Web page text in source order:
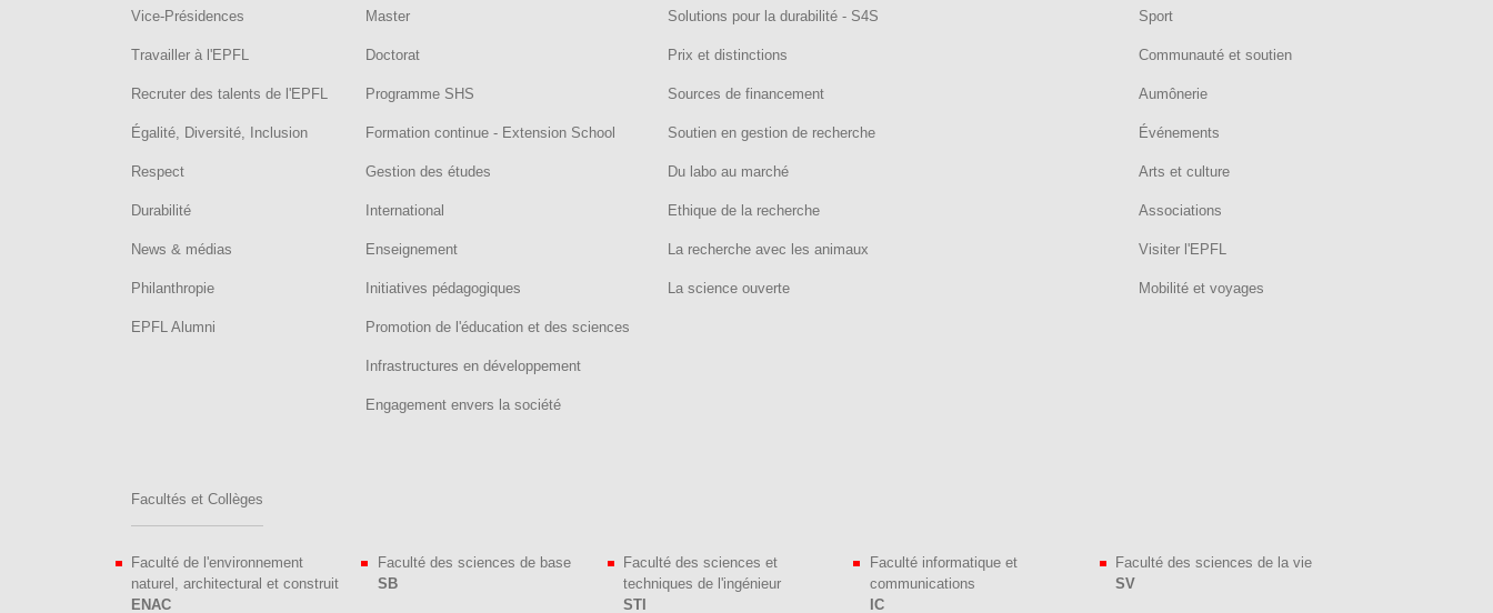
Vice-Présidences
Travailler à l'EPFL
Recruter des talents de l'EPFL
Égalité, Diversité, Inclusion
Respect
Durabilité
News & médias
Philanthropie
EPFL Alumni
Master
Doctorat
Programme SHS
Formation continue - Extension School
Gestion des études
International
Enseignement
Initiatives pédagogiques
Promotion de l'éducation et des sciences
Infrastructures en développement
Engagement envers la société
Solutions pour la durabilité - S4S
Prix et distinctions
Sources de financement
Soutien en gestion de recherche
Du labo au marché
Ethique de la recherche
La recherche avec les animaux
La science ouverte
Sport
Communauté et soutien
Aumônerie
Événements
Arts et culture
Associations
Visiter l'EPFL
Mobilité et voyages
Facultés et Collèges
Faculté de l'environnement
naturel, architectural et construit
ENAC
Faculté des sciences de base
SB
Faculté des sciences et
techniques de l'ingénieur
STI
Faculté informatique et
communications
IC
Faculté des sciences de la vie
SV